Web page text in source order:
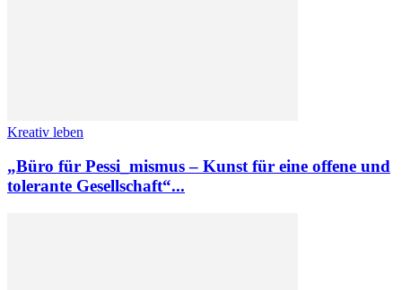
Kreativ leben
„Büro für Pessi_mismus – Kunst für eine offene und
tolerante Gesellschaft“...